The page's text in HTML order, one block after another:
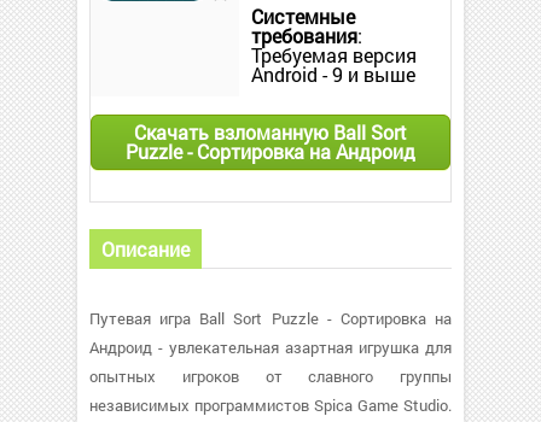
Системные
требования:
Требуемая версия
Android - 9 и выше
Скачать взломанную Ball Sort
Puzzle - Сортировка на Андроид
Описание
Путевая игра Ball Sort Puzzle - Сортировка на
Андроид - увлекательная азартная игрушка для
опытных игроков от славного группы
независимых программистов Spica Game Studio.